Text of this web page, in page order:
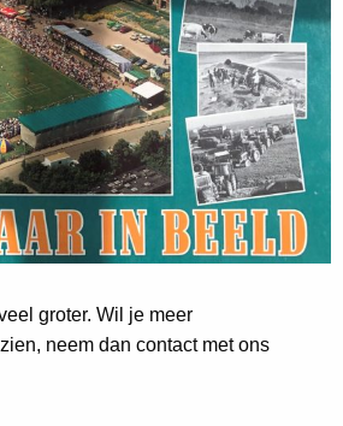
groter. Wil je meer
neem dan contact met ons